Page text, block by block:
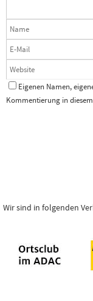
Eigenen Namen,
Kommentierung in
Wir sind in folgenden